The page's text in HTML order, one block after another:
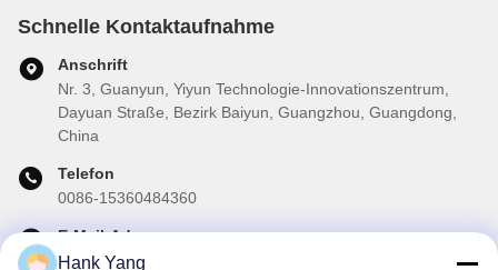
Schnelle Kontaktaufnahme
Anschrift
Nr. 3, Guanyun, Yiyun Technologie-Innovationszentrum,
Dayuan Straße, Bezirk Baiyun, Guangzhou, Guangdong,
China
Telefon
0086-15360484360
E-Mail-Adresse
brake02@teibrakes.com
Hank Yang